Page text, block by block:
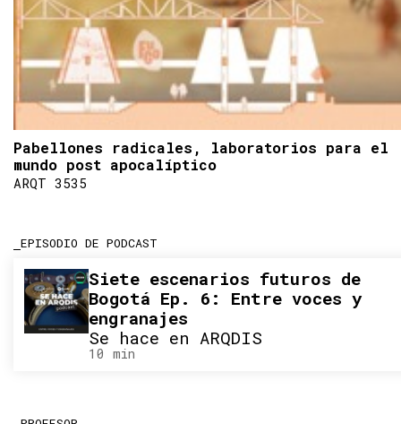
Pabellones radicales, laboratorios para el
mundo post apocalíptico
ARQT 3535
EPISODIO DE PODCAST
Siete escenarios futuros de
Bogotá Ep. 6: Entre voces y
engranajes
Se hace en ARQDIS
10 min